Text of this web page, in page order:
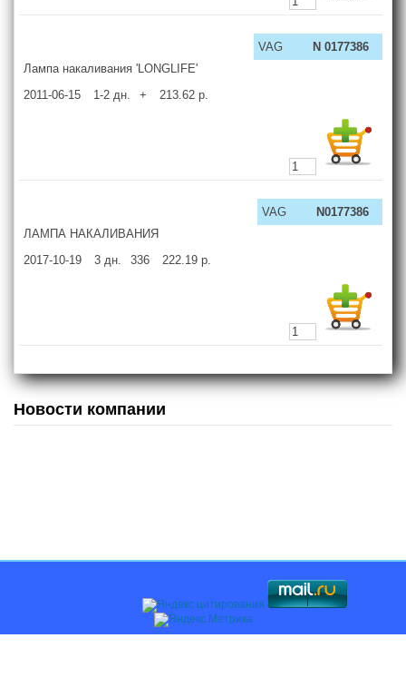
VAG
N 0177386
Лампа накаливания 'LONGLIFE'
2011-06-15
1-2 дн. + 213.62 р.
VAG
N0177386
ЛАМПА НАКАЛИВАНИЯ
2017-10-19
3 дн. 336 222.19 р.
Новости компании